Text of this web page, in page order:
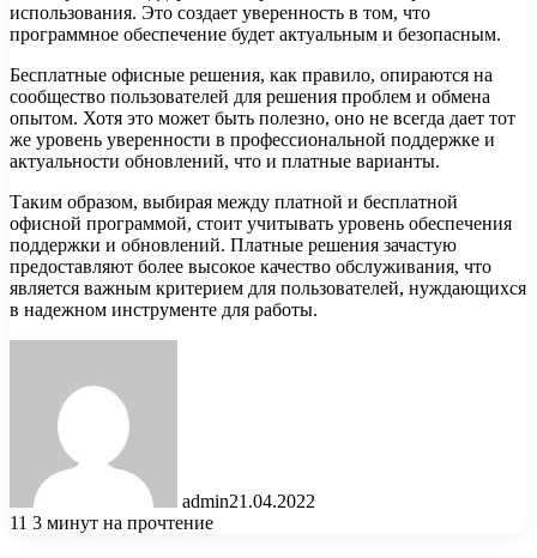
использования. Это создает уверенность в том, что
программное обеспечение будет актуальным и безопасным.
Бесплатные офисные решения, как правило, опираются на
сообщество пользователей для решения проблем и обмена
опытом. Хотя это может быть полезно, оно не всегда дает тот
же уровень уверенности в профессиональной поддержке и
актуальности обновлений, что и платные варианты.
Таким образом, выбирая между платной и бесплатной
офисной программой, стоит учитывать уровень обеспечения
поддержки и обновлений. Платные решения зачастую
предоставляют более высокое качество обслуживания, что
является важным критерием для пользователей, нуждающихся
в надежном инструменте для работы.
admin21.04.2022
11 3 минут на прочтение